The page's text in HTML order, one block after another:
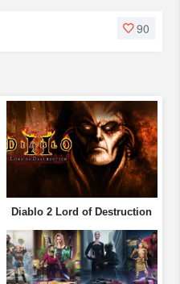
90
Diablo 2 Lord of Destruction